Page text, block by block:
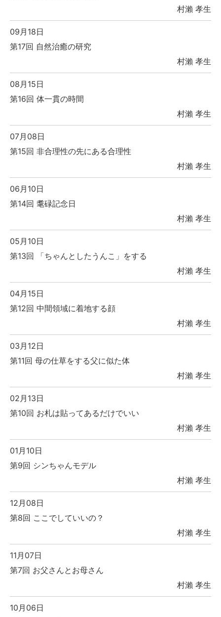
村瀨 孝生
09月18日
第17回 自然治癒の研究
村瀨 孝生
08月15日
第16回 体一貫の時間
村瀨 孝生
07月08日
第15回 非合理性の先にある合理性
村瀨 孝生
06月10日
第14回 耄碌記念日
村瀨 孝生
05月10日
第13回 「ちゃんとしたうんこ」をする
村瀨 孝生
04月15日
第12回 中間領域に着地する顔
村瀨 孝生
03月12日
第11回 母の仕草をする父に似た体
村瀨 孝生
02月13日
第10回 お札は貼ってあるだけでいい
村瀨 孝生
01月10日
第9回 シンちゃんモデル
村瀨 孝生
12月08日
第8回 ここでしていいの？
村瀨 孝生
11月07日
第7回 お父さんとお母さん
村瀨 孝生
10月06日